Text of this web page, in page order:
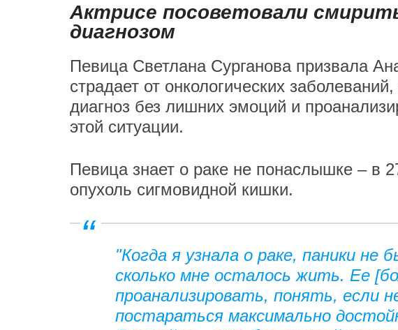
Актрисе посоветовали
диагнозом
Певица Светлана Сурганова призвала
страдает от онкологических
диагноз без лишних эмоций и
этой ситуации.
Певица знает о раке не понаслышке – в
опухоль сигмовидной кишки.
"Когда я узнала о раке, паники не
сколько мне осталось жить. Ее
проанализировать, понять, если
постараться максимально